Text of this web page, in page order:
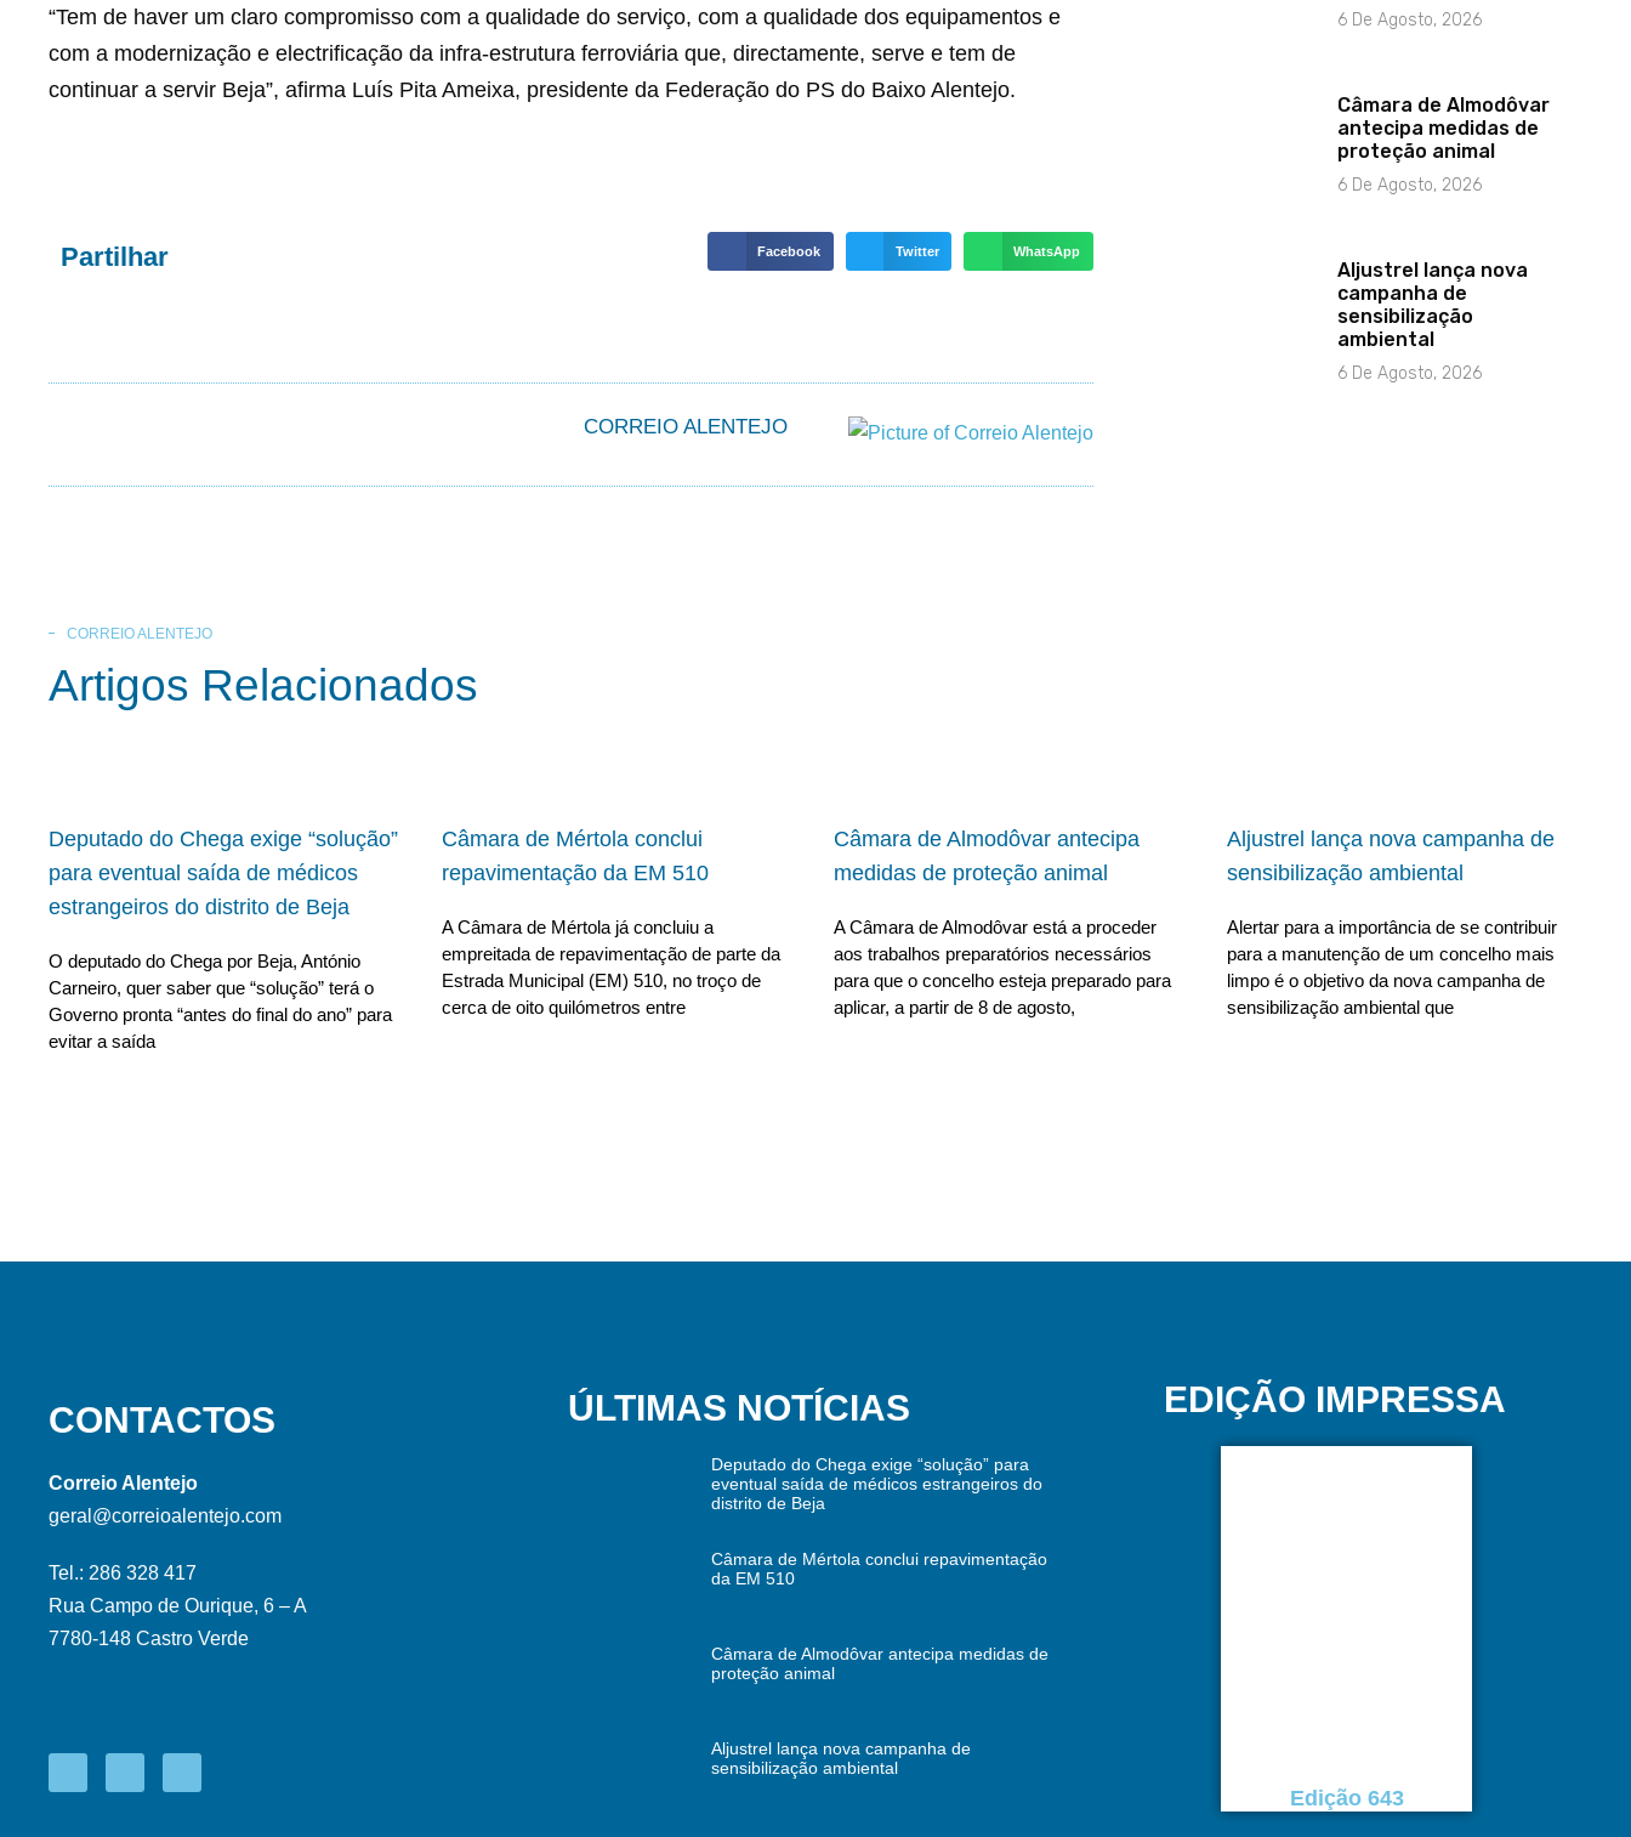
“Tem de haver um claro compromisso com a qualidade do serviço, com a qualidade dos equipamentos e
com a modernização e electrificação da infra-estrutura ferroviária que, directamente, serve e tem de
continuar a servir Beja”, afirma Luís Pita Ameixa, presidente da Federação do PS do Baixo Alentejo.
Partilhar Facebook Twitter WhatsApp
CORREIO ALENTEJO
6 De Agosto, 2026
Câmara de Almodôvar
antecipa medidas de
proteção animal
6 De Agosto, 2026
Aljustrel lança nova
campanha de
sensibilização
ambiental
6 De Agosto, 2026
CORREIO ALENTEJO
Artigos Relacionados
Deputado do Chega exige “solução”
para eventual saída de médicos
estrangeiros do distrito de Beja
O deputado do Chega por Beja, António
Carneiro, quer saber que “solução” terá o
Governo pronta “antes do final do ano” para
evitar a saída
Câmara de Mértola conclui
repavimentação da EM 510
A Câmara de Mértola já concluiu a
empreitada de repavimentação de parte da
Estrada Municipal (EM) 510, no troço de
cerca de oito quilómetros entre
Câmara de Almodôvar antecipa
medidas de proteção animal
A Câmara de Almodôvar está a proceder
aos trabalhos preparatórios necessários
para que o concelho esteja preparado para
aplicar, a partir de 8 de agosto,
Aljustrel lança nova campanha de
sensibilização ambiental
Alertar para a importância de se contribuir
para a manutenção de um concelho mais
limpo é o objetivo da nova campanha de
sensibilização ambiental que
CONTACTOS
Correio Alentejo
geral@correioalentejo.com
Tel.: 286 328 417
Rua Campo de Ourique, 6 – A
7780-148 Castro Verde
ÚLTIMAS NOTÍCIAS
Deputado do Chega exige “solução” para
eventual saída de médicos estrangeiros do
distrito de Beja
Câmara de Mértola conclui repavimentação
da EM 510
Câmara de Almodôvar antecipa medidas de
proteção animal
Aljustrel lança nova campanha de
sensibilização ambiental
EDIÇÃO IMPRESSA
Edição 643